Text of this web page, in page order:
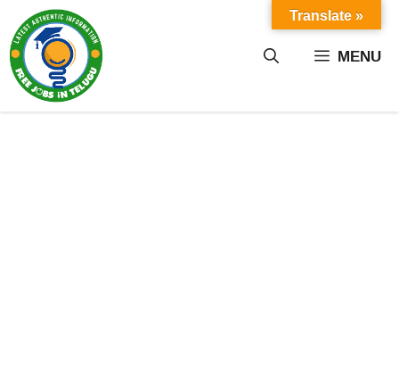
content MENU
Translate »